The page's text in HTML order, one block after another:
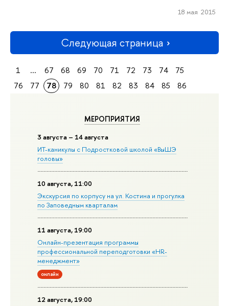
МЕРОПРИЯТИЯ
3 августа – 14 августа
ИТ-каникулы с Подростковой школой «ВыШЭ
головы»
10 августа, 11:00
Экскурсия по корпусу на ул. Костина и прогулка
по Заповедным кварталам
11 августа, 19:00
Онлайн-презентация программы
профессиональной переподготовки «HR-
менеджмент»
онлайн
12 августа, 19:00
18 мая 2015
Следующая страница
1 ... 67 68 69 70 71 72 73 74
75
76
77 78 79 80 81 82 83 84 85 86